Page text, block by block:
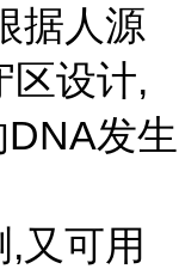
据人源
区设计,
发生
又可用